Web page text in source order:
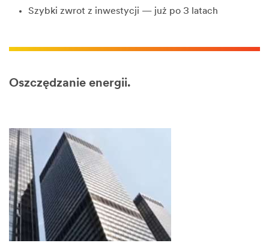
Szybki zwrot z inwestycji — już po 3 latach
Oszczędzanie energii.